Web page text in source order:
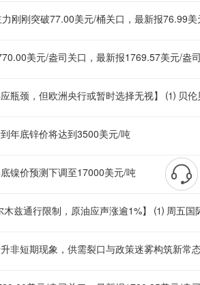
年底锌价将达到3500美元/吨
镍价预测下调至17000美元/吨